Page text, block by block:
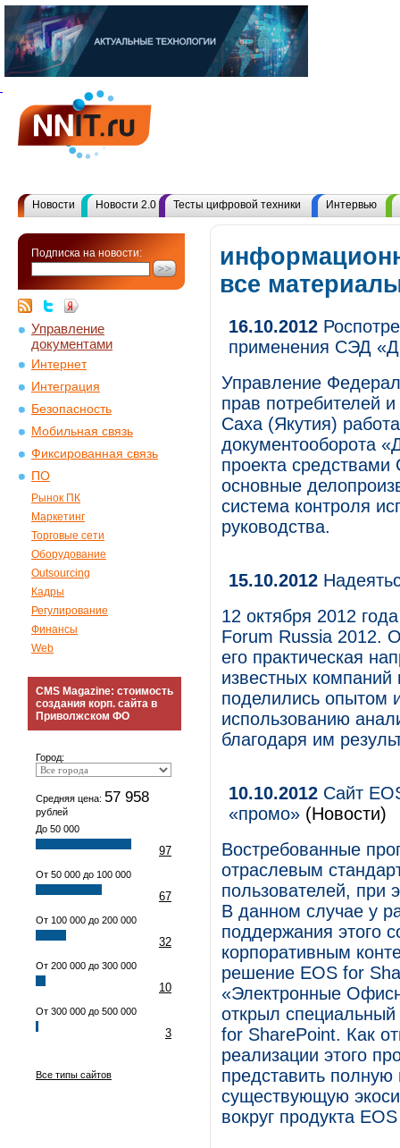
Новости Новости 2.0 Тесты цифровой техники Интервью
Подписка на новости:
Управление
документами
Интернет
Интеграция
Безопасность
Мобильная связь
Фиксированная связь
ПО
Рынок ПК
Маркетинг
Торговые сети
Оборудование
Outsourcing
Кадры
Регулирование
Финансы
Web
CMS Magazine: стоимость
создания корп. сайта в
Приволжском ФО
Город:
Средняя цена: 57 958
рублей
До 50 000
97
От 50 000 до 100 000
67
От 100 000 до 200 000
32
От 200 000 до 300 000
10
От 300 000 до 500 000
3
Все типы сайтов
все
16.10.2012
применения СЭД
Управление
прав потребителей
Саха (Якутия)
документооборота
проекта
основные
система контроля
руководства.
15.10.2012
12 октября 2012
Forum Russia 2012.
его практическая
известных компаний
поделились опытом
использованию
благодаря им
10.10.2012 Сайт
«промо» (Новости)
Востребованные
отраслевым
пользователей, при
В данном случае у
поддержания этого
корпоративным
решение EOS for
«Электронные
открыл
for SharePoint. Как
реализации этого
представить
существующую
вокруг продукта